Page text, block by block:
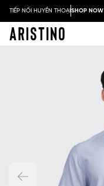
TIẾP NỐI HUYỀN THOẠISHOP NOW